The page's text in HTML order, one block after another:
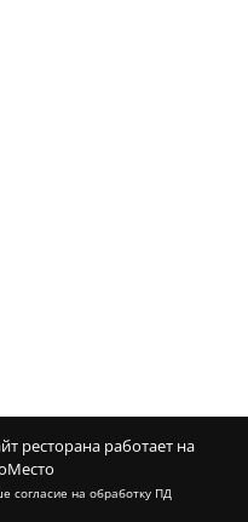
ресторана работает на
согласие на обработку ПД